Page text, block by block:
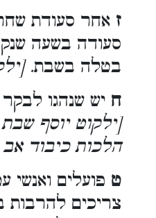
ז אחר סעודת
סעודה בשעה
בטלה בשבת.
ח יש שנהגו
[ילקוט יוסף
הלכות כיבוד
ט פועלים
צריכים להרבות